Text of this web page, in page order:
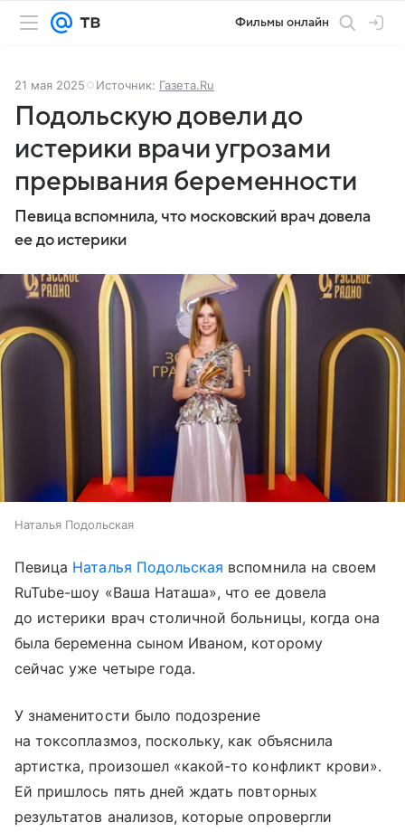
Фильмы онлайн
21 мая 2025 Источник: Газета.Ru
Подольскую довели до
истерики врачи угрозами
прерывания беременности
Певица вспомнила, что московский врач довела
ее до истерики
Наталья Подольская
Певица Наталья Подольская вспомнила на своем
RuTube-шоу «Ваша Наташа», что ее довела
до истерики врач столичной больницы, когда она
была беременна сыном Иваном, которому
сейчас уже четыре года.
У знаменитости было подозрение
на токсоплазмоз, поскольку, как объяснила
артистка, произошел «какой-то конфликт крови».
Ей пришлось пять дней ждать повторных
результатов анализов, которые опровергли